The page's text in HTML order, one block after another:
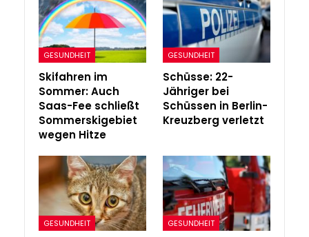
GESUNDHEIT
Skifahren im
Sommer: Auch
Saas-Fee schließt
Sommerskigebiet
wegen Hitze
GESUNDHEIT
Schüsse: 22-
Jähriger bei
Schüssen in Berlin-
Kreuzberg verletzt
GESUNDHEIT GESUNDHEIT